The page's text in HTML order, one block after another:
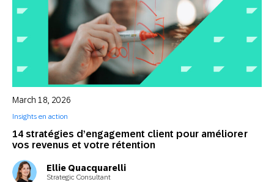
14 stratégies d’engagement client pour améliorer
vos revenus et votre rétention
March 18, 2026
Insights en action
Ellie Quacquarelli
Strategic Consultant